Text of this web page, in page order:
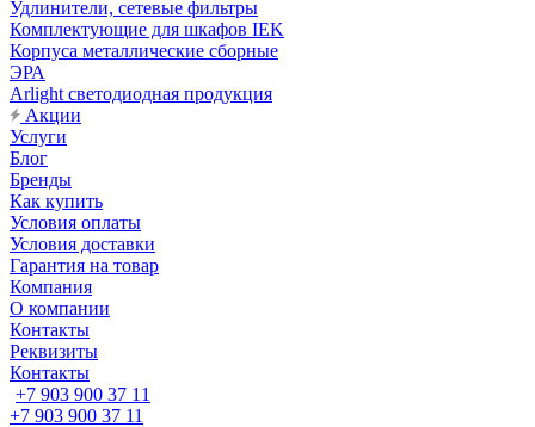
Удлинители, сетевые фильтры
Комплектующие для шкафов IEK
Корпуса металлические сборные
ЭРА
Arlight светодиодная продукция
Акции
Услуги
Блог
Бренды
Как купить
Условия оплаты
Условия доставки
Гарантия на товар
Компания
О компании
Контакты
Реквизиты
Контакты
+7 903 900 37 11
+7 903 900 37 11